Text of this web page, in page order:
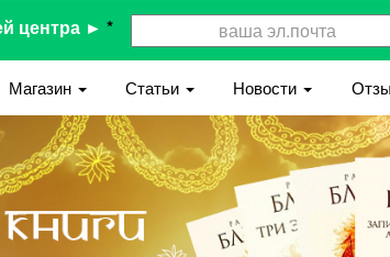
центра ► *
Магазин Статьи Новости